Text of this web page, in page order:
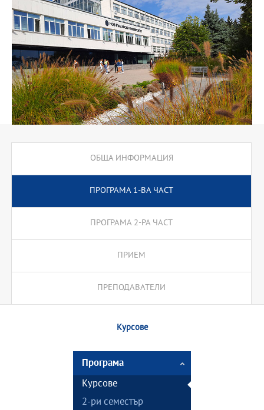
ОБЩА ИНФОРМАЦИЯ
ПРОГРАМА 1-ВА ЧАСТ
ПРОГРАМА 2-РА ЧАСТ
ПРИЕМ
ПРЕПОДАВАТЕЛИ
Курсове
Програма
Курсове
2-ри семестър